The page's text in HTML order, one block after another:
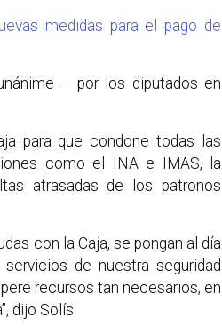
medidas para el pago de
– por los diputados en
para que condone todas las
como el INA e IMAS, la
atrasadas de los patronos
con la Caja, se pongan al día
de nuestra seguridad
recursos tan necesarios, en
dijo Solís.